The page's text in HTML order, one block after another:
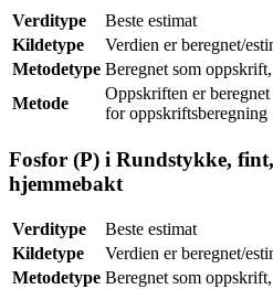
Verditype
Beste estimat
Kildetype
Verdien er beregnet/
Metodetype Beregnet som
Metode
Oppskriften er
for oppskriftsberegning
Fosfor (P) i Rundstykke,
hjemmebakt
Verditype
Beste estimat
Kildetype
Verdien er beregnet/
Metodetype Beregnet som